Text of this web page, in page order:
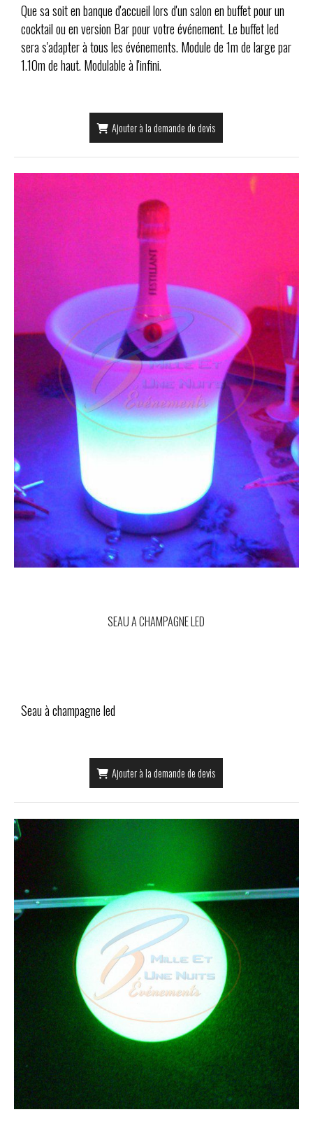
Que sa soit en banque d'accueil lors d'un salon en buffet pour un
cocktail ou en version Bar pour votre événement. Le buffet led
sera s'adapter à tous les événements. Module de 1m de large par
1.10m de haut. Modulable à l'infini.
Ajouter à la demande de devis
SEAU A CHAMPAGNE LED
Seau à champagne led
Ajouter à la demande de devis